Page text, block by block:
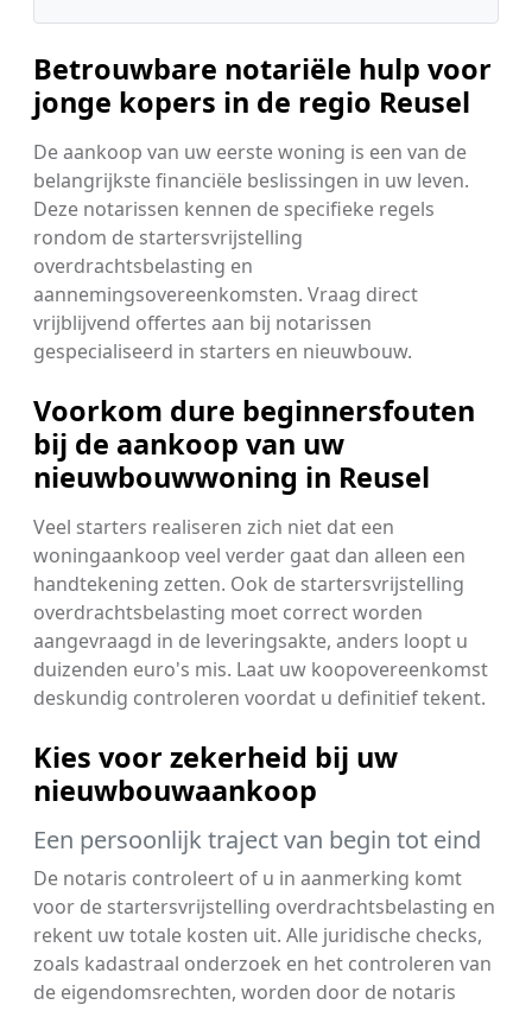
Betrouwbare notariële hulp voor
jonge kopers in de regio Reusel
De aankoop van uw eerste woning is een van de
belangrijkste financiële beslissingen in uw leven.
Deze notarissen kennen de specifieke regels
rondom de startersvrijstelling
overdrachtsbelasting en
aannemingsovereenkomsten. Vraag direct
vrijblijvend offertes aan bij notarissen
gespecialiseerd in starters en nieuwbouw.
Voorkom dure beginnersfouten
bij de aankoop van uw
nieuwbouwwoning in Reusel
Veel starters realiseren zich niet dat een
woningaankoop veel verder gaat dan alleen een
handtekening zetten. Ook de startersvrijstelling
overdrachtsbelasting moet correct worden
aangevraagd in de leveringsakte, anders loopt u
duizenden euro's mis. Laat uw koopovereenkomst
deskundig controleren voordat u definitief tekent.
Kies voor zekerheid bij uw
nieuwbouwaankoop
Een persoonlijk traject van begin tot eind
De notaris controleert of u in aanmerking komt
voor de startersvrijstelling overdrachtsbelasting en
rekent uw totale kosten uit. Alle juridische checks,
zoals kadastraal onderzoek en het controleren van
de eigendomsrechten, worden door de notaris